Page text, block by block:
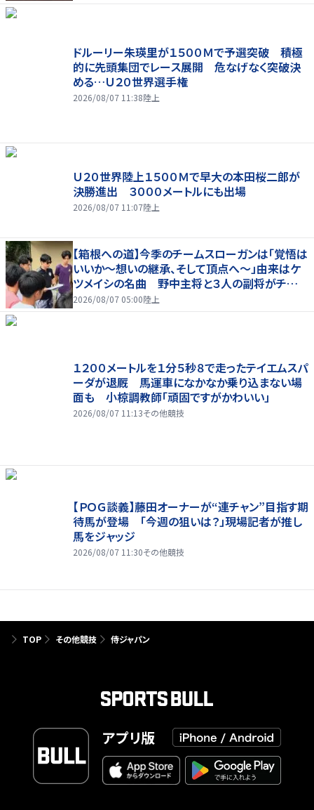
ドルーリー朱瑛里が１５００Ｍで予選突破 積極
的に先頭集団でレース展開 危なげなく突破決
める…Ｕ２０世界選手権
2026/08/07 11:38陸上
Ｕ２０世界陸上１５００Ｍで早大の本田桜二郎が
決勝進出 ３０００メートルにも出場
2026/08/07 11:07陸上
【箱根への道】今季のチームスローガンは「覚悟は
いいか～想いの継承、そして頂点へ～」由来はケ
ツメイシの名曲 野中主将と３人の副将がチーム
を引っ張る…夏合宿特集第１弾、国学院大
2026/08/07 05:00陸上
１２００メートルを１分５秒８で走ったテイエムスパ
ーダが退厩 馬運車になかなか乗り込まない場
面も 小椋調教師「頑固ですがかわいい」
2026/08/07 11:13その他競技
【ＰＯＧ談義】藤田オーナーが“連チャン”目指す期
待馬が登場 「今週の狙いは？」現場記者が推し
馬をジャッジ
2026/08/07 11:30その他競技
TOP その他競技 侍ジャパン
アプリ版